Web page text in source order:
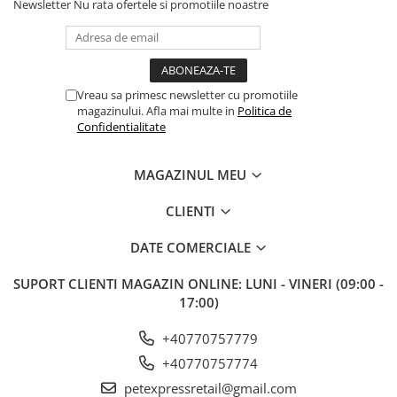
70 - 90 kg
590 - 730 g
Produsul se păstrează la rece și într-un loc uscat.
Importator si Distribuitor: Petexpress Retail S.R.L., Soseaua
Newsletter Nu rata ofertele si promotiile noastre
Vreau sa primesc newsletter cu promotiile
magazinului. Afla mai multe in Politica de
Confidentialitate
MAGAZINUL MEU
CLIENTI
DATE COMERCIALE
SUPORT CLIENTI MAGAZIN ONLINE: LUNI - VINERI (09:00 -
17:00)
+40770757779
+40770757774
petexpressretail@gmail.com